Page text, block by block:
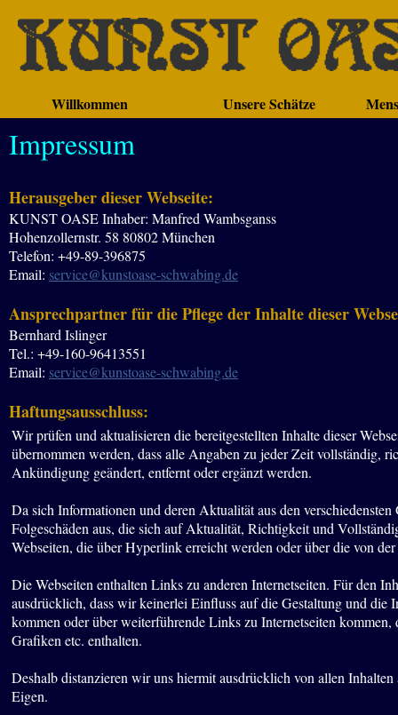
Willkommen Unsere Schätze
Impressum
Herausgeber dieser Webseite:
KUNST OASE Inhaber: Manfred Wambsganss
Hohenzollernstr. 58 80802 München
Telefon: +49-89-396875
Email: service@kunstoase-schwabing.de
Ansprechpartner für die Pflege der Inhalte dieser
Bernhard Islinger
Tel.: +49-160-96413551
Email: service@kunstoase-schwabing.de
Haftungsausschluss:
Wir prüfen und aktualisieren die bereitgestellten Inhalte dieser
übernommen werden, dass alle Angaben zu jeder Zeit vollständig,
Ankündigung geändert, entfernt oder ergänzt werden.
Da sich Informationen und deren Aktualität aus den
Folgeschäden aus, die sich auf Aktualität, Richtigkeit und
Webseiten, die über Hyperlink erreicht werden oder über die von
Die Webseiten enthalten Links zu anderen Internetseiten. Für den
ausdrücklich, dass wir keinerlei Einfluss auf die Gestaltung und die
kommen oder über weiterführende Links zu Internetseiten
Grafiken etc. enthalten.
Deshalb distanzieren wir uns hiermit ausdrücklich von allen
Eigen.